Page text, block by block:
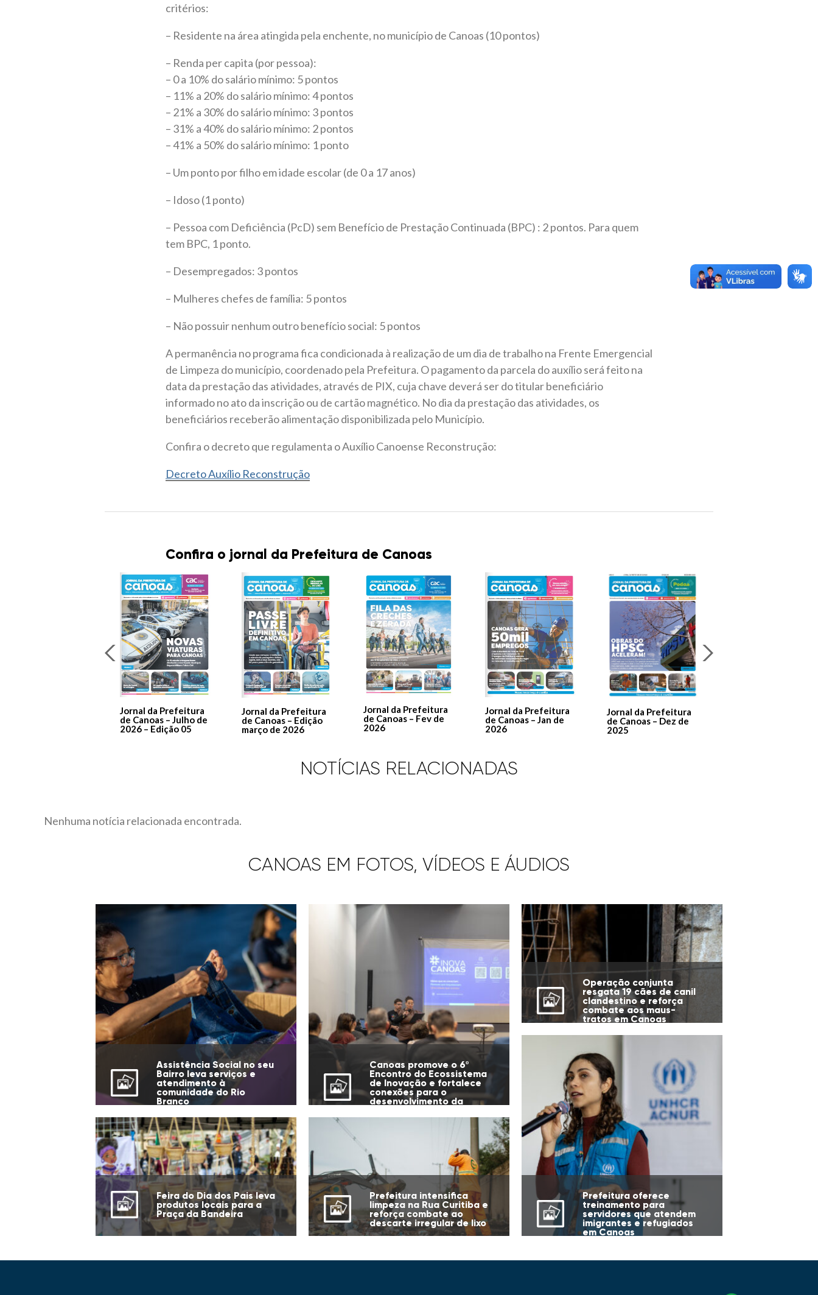
critérios:
– Residente na área atingida pela enchente, no município de Canoas (10 pontos)
– Renda per capita (por pessoa):
– 0 a 10% do salário mínimo: 5 pontos
– 11% a 20% do salário mínimo: 4 pontos
– 21% a 30% do salário mínimo: 3 pontos
– 31% a 40% do salário mínimo: 2 pontos
– 41% a 50% do salário mínimo: 1 ponto
– Um ponto por filho em idade escolar (de 0 a 17 anos)
– Idoso (1 ponto)
– Pessoa com Deficiência (PcD) sem Benefício de Prestação Continuada (BPC) : 2 pontos. Para quem
tem BPC, 1 ponto.
– Desempregados: 3 pontos
– Mulheres chefes de família: 5 pontos
– Não possuir nenhum outro benefício social: 5 pontos
A permanência no programa fica condicionada à realização de um dia de trabalho na Frente Emergencial
de Limpeza do município, coordenado pela Prefeitura. O pagamento da parcela do auxílio será feito na
data da prestação das atividades, através de PIX, cuja chave deverá ser do titular beneficiário
informado no ato da inscrição ou de cartão magnético. No dia da prestação das atividades, os
beneficiários receberão alimentação disponibilizada pelo Município.
Confira o decreto que regulamenta o Auxílio Canoense Reconstrução:
Decreto Auxílio Reconstrução
Confira o jornal da Prefeitura de Canoas
Jornal da Prefeitura
de Canoas – Julho de
2026 – Edição 05
Jornal da Prefeitura
de Canoas – Edição
março de 2026
Jornal da Prefeitura
de Canoas – Fev de
2026
Jornal da Prefeitura
de Canoas – Jan de
2026
Jornal da Prefeitura
de Canoas – Dez de
2025
NOTÍCIAS RELACIONADAS
Nenhuma notícia relacionada encontrada.
CANOAS EM FOTOS, VÍDEOS E ÁUDIOS
Assistência Social no seu
Bairro leva serviços e
atendimento à
comunidade do Rio
Branco
Canoas promove o 6º
Encontro do Ecossistema
de Inovação e fortalece
conexões para o
desenvolvimento da
Operação conjunta
resgata 19 cães de canil
clandestino e reforça
combate aos maus-
tratos em Canoas
Feira do Dia dos Pais leva
produtos locais para a
Praça da Bandeira
Prefeitura intensifica
limpeza na Rua Curitiba e
reforça combate ao
descarte irregular de lixo
Prefeitura oferece
treinamento para
servidores que atendem
imigrantes e refugiados
em Canoas